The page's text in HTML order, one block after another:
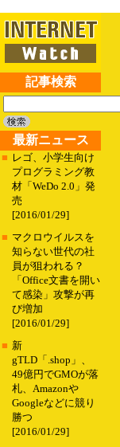
記事検索
最新ニュース
■ レゴ、小学生向け
プログラミング教
材「WeDo 2.0」発
売
[2016/01/29]
■ マクロウイルスを
知らない世代の社
員が狙われる？
「Office文書を開い
て感染」攻撃が再
び増加
[2016/01/29]
■ 新
gTLD「.shop」、
49億円でGMOが落
札、Amazonや
Googleなどに競り
勝つ
[2016/01/29]